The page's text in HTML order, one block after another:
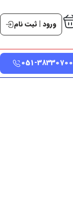
ورود | ثبت نام
051-38330700